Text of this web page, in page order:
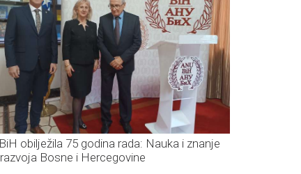
obilježila 75 godina rada: Nauka i znanje
Bosne i Hercegovine